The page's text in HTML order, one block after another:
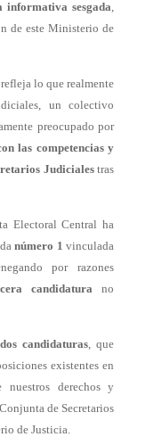
informativa sesgada,
de este Ministerio de
lo que realmente
un colectivo
preocupado por
las competencias y
Judicialestras
Electoral Central ha
número 1 vinculada
por razones
candidatura no
candidaturas, que
existentes en
derechos y
de Secretarios
de Justicia.